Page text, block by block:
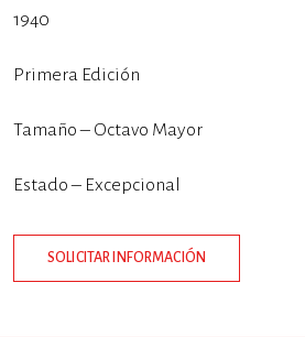
1940
Primera Edición
Tamaño – Octavo Mayor
Estado – Excepcional
SOLICITAR INFORMACIÓN